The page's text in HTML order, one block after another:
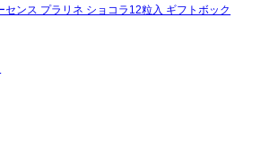
ンス プラリネ ショコラ12粒入 ギフトボック